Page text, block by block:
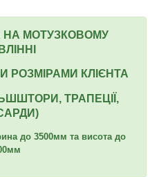
МОТУЗКОВОМУ
РОЗМІРАМИ КЛІЄНТА
ТРАПЕЦІЇ,
до 3500мм та висота до